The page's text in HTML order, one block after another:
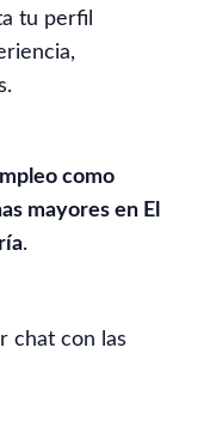
tu perfil
como
mayores en El
.
chat con las